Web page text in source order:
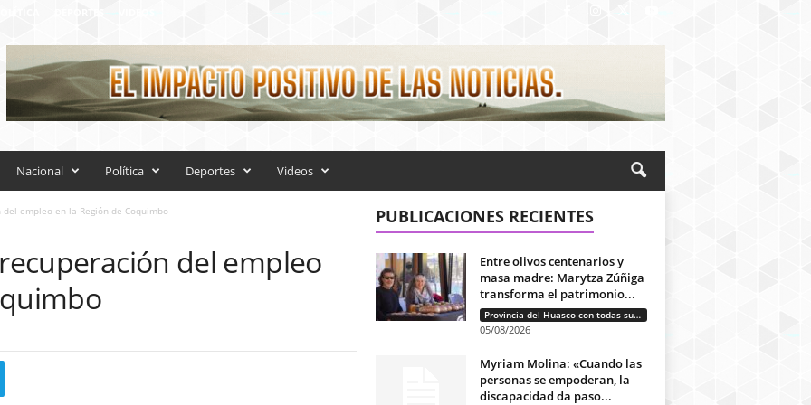
Nacional Política Deportes Videos
empleo en la Región de Coquimbo
del empleo
PUBLICACIONES RECIENTES
Entre olivos centenarios y
masa madre: Marytza Zúñiga
transforma el patrimonio...
Provincia del Huasco con todas sus letras: Historias que unen cultura, diversidad e identidad
05/08/2026
Myriam Molina: «Cuando las
personas se empoderan, la
discapacidad da paso...